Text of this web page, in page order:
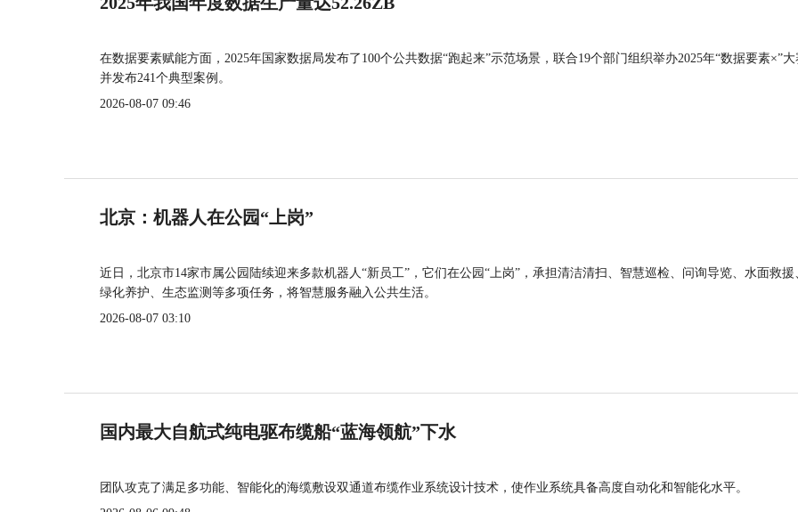
在数据要素赋能方面，2025年国家数据局发布了100个公共数据“跑起来”示范场景，联合19个部门组织举办2025年“数据要素×”大
并发布241个典型案例。
2026-08-07 09:46
北京：机器人在公园“上岗”
近日，北京市14家市属公园陆续迎来多款机器人“新员工”，它们在公园“上岗”，承担清洁清扫、智慧巡检、问询导览、水面救援
绿化养护、生态监测等多项任务，将智慧服务融入公共生活。
2026-08-07 03:10
国内最大自航式纯电驱布缆船“蓝海领航”下水
团队攻克了满足多功能、智能化的海缆敷设双通道布缆作业系统设计技术，使作业系统具备高度自动化和智能化水平。